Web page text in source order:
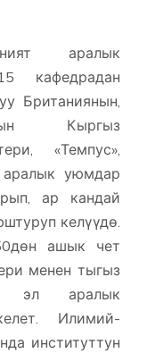
аралык
кафедрадан
Британиянын,
Кыргыз
«Темпус»,
аралык уюмдар
ар кандай
келүүдө.
ашык чет
менен тыгыз
эл аралык
Илимий-
институттун